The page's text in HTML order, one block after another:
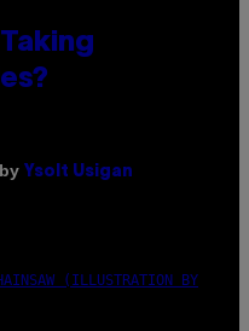
Ysolt Usigan
(ILLUSTRATION BY